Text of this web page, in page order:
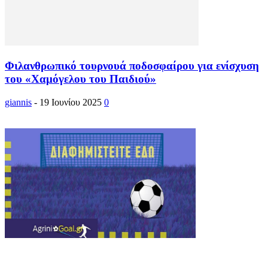
Φιλανθρωπικό τουρνουά ποδοσφαίρου για ενίσχυση
του «Χαμόγελου του Παιδιού»
giannis - 19 Ιουνίου 2025 0